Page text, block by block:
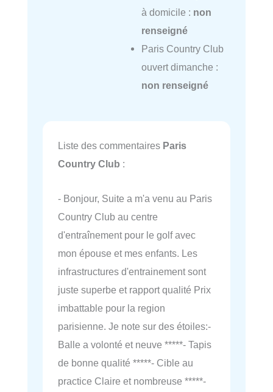
à domicile : non
renseigné
Paris Country Club
ouvert dimanche :
non renseigné
Liste des commentaires Paris
Country Club :
- Bonjour, Suite a m'a venu au Paris
Country Club au centre
d'entraînement pour le golf avec
mon épouse et mes enfants. Les
infrastructures d'entrainement sont
juste superbe et rapport qualité Prix
imbattable pour la region
parisienne. Je note sur des étoiles:-
Balle a volonté et neuve *****- Tapis
de bonne qualité *****- Cible au
practice Claire et nombreuse *****-